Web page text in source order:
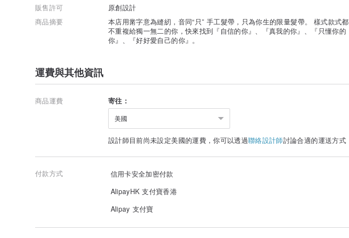
販售許可
原創設計
商品摘要
本店用黹字意為縫紉，音同“只” 手工髮帶，只為你生的限量髮帶。 樣式款式都
不重複給獨一無二的你，快來找到『自信的你』、『真我的你』、『只懂你的
你』、『好好愛自己的你』。
運費與其他資訊
商品運費 寄往：
美國
設計師目前尚未設定美國的運費，你可以透過聯絡設計師討論合適的運送方式
付款方式
信用卡安全加密付款
AlipayHK 支付寶香港
Alipay 支付寶